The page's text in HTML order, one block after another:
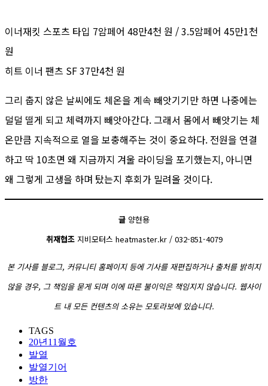
이너재킷 스포츠 타입 7암페어 48만4천 원 / 3.5암페어 45만1천
원
히트 이너 팬츠 SF 37만4천 원
그리 춥지 않은 날씨에도 체온을 계속 빼앗기기만 하면 나중에는
덜덜 떨게 되고 체력까지 빼앗아간다. 그래서 몸에서 빼앗기는 체
온만큼 지속적으로 열을 보충해주는 것이 중요하다. 전원을 연결
하고 딱 10초면 왜 지금까지 겨울 라이딩을 포기했는지, 아니면
왜 그렇게 고생을 하며 탔는지 후회가 밀려올 것이다.
글 양현용
취재협조지비모터스 heatmaster.kr / 032-851-4079
본 기사를 블로그, 커뮤니티 홈페이지 등에 기사를 재편집하거나 출처를 밝히지
않을 경우, 그 책임을 묻게 되며 이에 따른 불이익은 책임지지 않습니다. 웹사이
트 내 모든 컨텐츠의 소유는 모토라보에 있습니다.
TAGS
20년11월호
발열
발열기어
방한